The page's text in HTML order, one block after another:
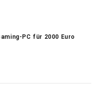
PC für 2000 Euro